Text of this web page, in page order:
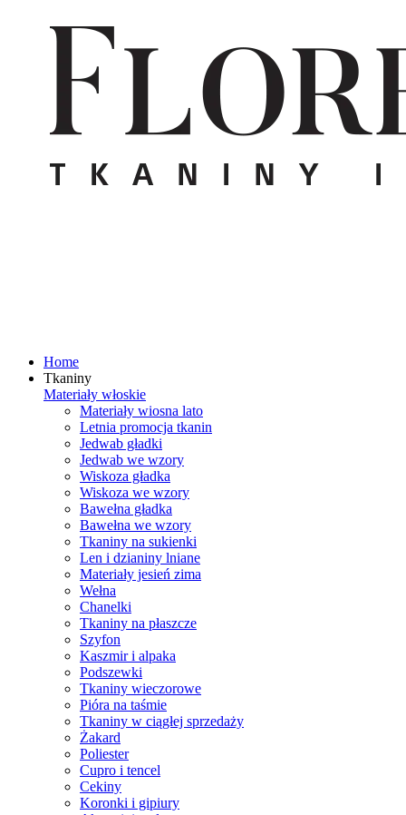
Home
Tkaniny
Materiały włoskie
Materiały wiosna lato
Letnia promocja tkanin
Jedwab gładki
Jedwab we wzory
Wiskoza gładka
Wiskoza we wzory
Bawełna gładka
Bawełna we wzory
Tkaniny na sukienki
Len i dzianiny lniane
Materiały jesień zima
Wełna
Chanelki
Tkaniny na płaszcze
Szyfon
Kaszmir i alpaka
Podszewki
Tkaniny wieczorowe
Pióra na taśmie
Tkaniny w ciągłej sprzedaży
Żakard
Poliester
Cupro i tencel
Cekiny
Koronki i gipiury